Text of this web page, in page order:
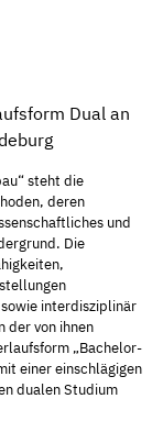
Dual an
steht die
deren
und
Die
interdisziplinär
der von ihnen
„Bachelor-
einer einschlägigen
dualen Studium